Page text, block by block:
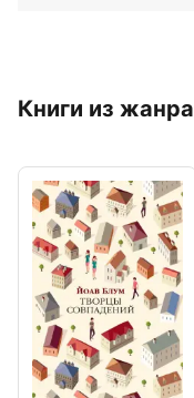
Книги из жанра